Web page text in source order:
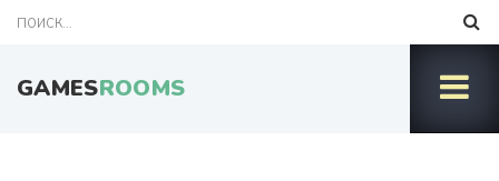
GAMESROOMS